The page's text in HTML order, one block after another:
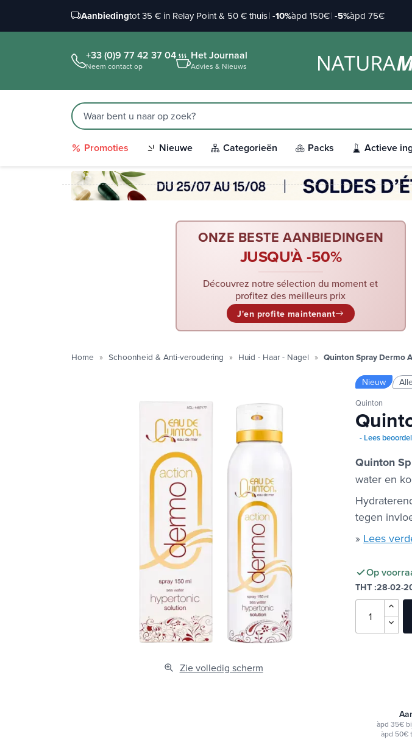
Aanbiedingtot 35 € in Relay Point & 50 € thuis|-10%àpd 150€|-5%àpd 75€
+33 (0)9 77 42 37 04
Neem contact op
Het Journaal
Advies & Nieuws
Promoties Nieuwe Categorieën Packs Actieve
ONZE BESTE AANBIEDINGEN
JUSQU'À -50%
Découvrez notre sélection du moment et
profitez des meilleurs prix
J'en profite maintenant
Home Schoonheid & Anti-veroudering Huid - Haar - Nagel Quinton Spray Dermo
Zie volledig scherm
Nieuw
Quinton
- Lees
Quinton
water en
tegen
» Lees
Op
THT :28-02-
àpd 35€
àpd 50€